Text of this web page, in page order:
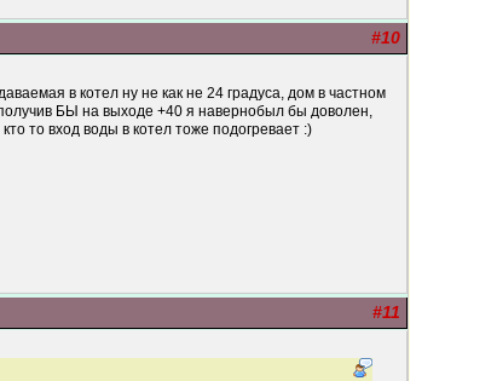
#10
в котел ну не как не 24 градуса, дом в частном
БЫ на выходе +40 я навернобыл бы доволен,
то вход воды в котел тоже подогревает :)
#11